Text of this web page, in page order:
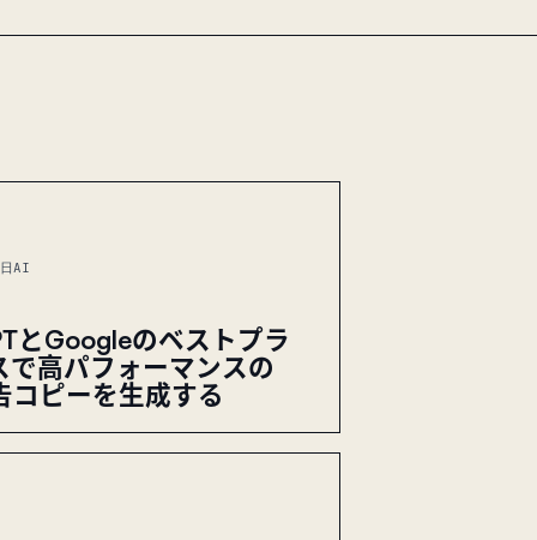
AI
とGoogleのベストプラ
で高パフォーマンスの
コピーを生成する